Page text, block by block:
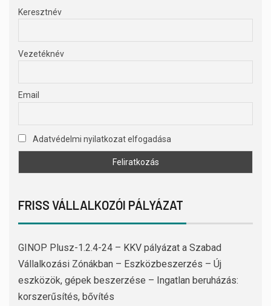
Keresztnév
Vezetéknév
Email
Adatvédelmi nyilatkozat elfogadása
FRISS VÁLLALKOZÓI PÁLYÁZAT
GINOP Plusz-1.2.4-24 – KKV pályázat a Szabad
Vállalkozási Zónákban – Eszközbeszerzés – Új
eszközök, gépek beszerzése – Ingatlan beruházás:
korszerűsítés, bővítés